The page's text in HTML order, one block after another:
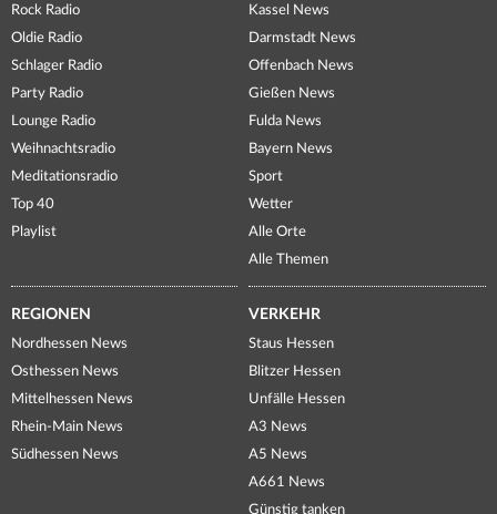
Rock Radio
Oldie Radio
Schlager Radio
Party Radio
Lounge Radio
Weihnachtsradio
Meditationsradio
Top 40
Playlist
Kassel News
Darmstadt News
Offenbach News
Gießen News
Fulda News
Bayern News
Sport
Wetter
Alle Orte
Alle Themen
REGIONEN
Nordhessen News
Osthessen News
Mittelhessen News
Rhein-Main News
Südhessen News
VERKEHR
Staus Hessen
Blitzer Hessen
Unfälle Hessen
A3 News
A5 News
A661 News
Günstig tanken